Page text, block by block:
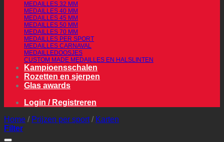
MEDAILLES 32 MM
MEDAILLES 40 MM
MEDAILLES 45 MM
MEDAILLES 50 MM
MEDAILLES 70 MM
MEDAILLES PER SPORT
MEDAILLES CARNAVAL
MEDAILLEDOOSJES
CUSTOM MADE MEDAILLES EN HALSLINTEN
Kampioensschalen
Rozetten en sjerpen
Glas awards
Login / Registreren
Home / Prijzen per sport / Karten
Filter